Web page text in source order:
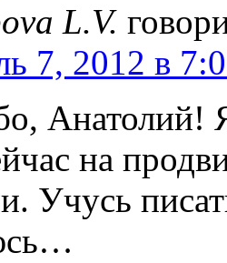
L.V.
7, 2012 в
Анатолий!
на
Учусь